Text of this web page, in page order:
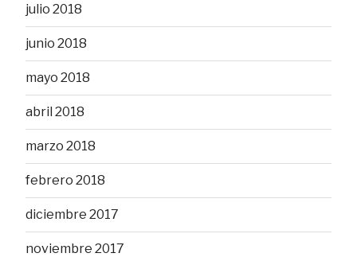
julio 2018
junio 2018
mayo 2018
abril 2018
marzo 2018
febrero 2018
diciembre 2017
noviembre 2017